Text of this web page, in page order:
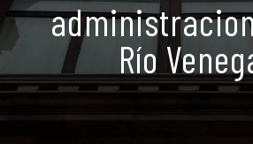
Río